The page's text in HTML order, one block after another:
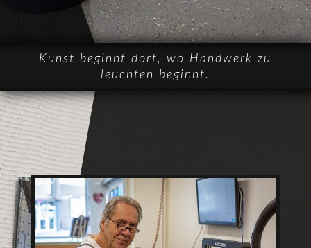
Kunst beginnt dort, wo Handwerk zu
leuchten beginnt.